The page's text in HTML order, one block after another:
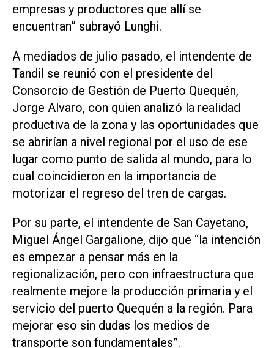
empresas y productores que allí se
encuentran” subrayó Lunghi.
A mediados de julio pasado, el intendente de
Tandil se reunió con el presidente del
Consorcio de Gestión de Puerto Quequén,
Jorge Alvaro, con quien analizó la realidad
productiva de la zona y las oportunidades que
se abrirían a nivel regional por el uso de ese
lugar como punto de salida al mundo, para lo
cual coincidieron en la importancia de
motorizar el regreso del tren de cargas.
Por su parte, el intendente de San Cayetano,
Miguel Ángel Gargalione, dijo que “la intención
es empezar a pensar más en la
regionalización, pero con infraestructura que
realmente mejore la producción primaria y el
servicio del puerto Quequén a la región. Para
mejorar eso sin dudas los medios de
transporte son fundamentales”.